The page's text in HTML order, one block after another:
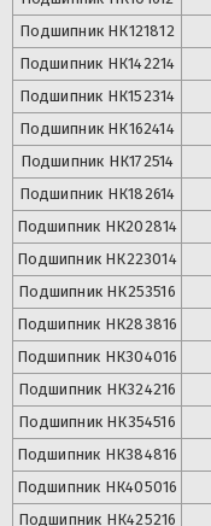
Подшипник НК121812
Подшипник НК142214
Подшипник НК152314
Подшипник НК162414
Подшипник НК172514
Подшипник НК182614
Подшипник НК202814
Подшипник НК223014
Подшипник НК253516
Подшипник НК283816
Подшипник НК304016
Подшипник НК324216
Подшипник НК354516
Подшипник НК384816
Подшипник НК405016
Подшипник НК425216